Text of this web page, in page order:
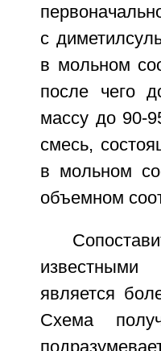
с
в мольном
после чего
массу до 90-
смесь,
в мольном
объемном
известными
является
Схема